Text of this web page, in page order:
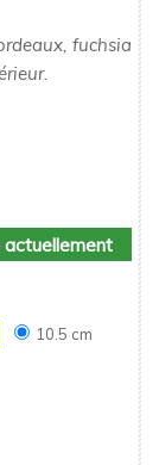
fuchsia
actuellement
10.5 cm